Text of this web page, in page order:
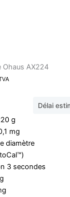
Ohaus AX224
Délai
g
mg
diamètre
3 secondes